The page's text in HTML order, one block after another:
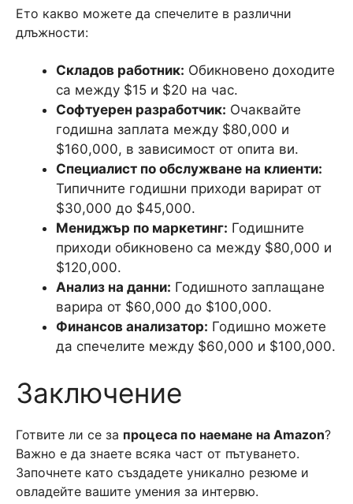
Ето какво можете да спечелите в различни
длъжности:
Складов работник: Обикновено доходите
са между $15 и $20 на час.
Софтуерен разработчик: Очаквайте
годишна заплата между $80,000 и
$160,000, в зависимост от опита ви.
Специалист по обслужване на клиенти:
Типичните годишни приходи варират от
$30,000 до $45,000.
Мениджър по маркетинг: Годишните
приходи обикновено са между $80,000 и
$120,000.
Анализ на данни: Годишното заплащане
варира от $60,000 до $100,000.
Финансов анализатор: Годишно можете
да спечелите между $60,000 и $100,000.
Заключение
Готвите ли се за процеса по наемане на Amazon?
Важно е да знаете всяка част от пътуването.
Започнете като създадете уникално резюме и
овладейте вашите умения за интервю.